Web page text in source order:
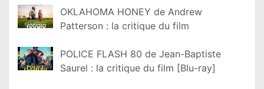
OKLAHOMA HONEY de Andrew
Patterson : la critique du film
POLICE FLASH 80 de Jean-Baptiste
Saurel : la critique du film [Blu-ray]